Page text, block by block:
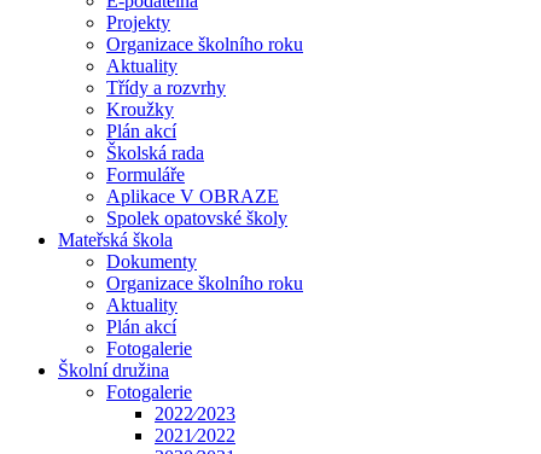
Projekty
Organizace školního roku
Aktuality
Třídy a rozvrhy
Kroužky
Plán akcí
Školská rada
Formuláře
Aplikace V OBRAZE
Spolek opatovské školy
Mateřská škola
Dokumenty
Organizace školního roku
Aktuality
Plán akcí
Fotogalerie
Školní družina
Fotogalerie
2022⁄2023
2021⁄2022